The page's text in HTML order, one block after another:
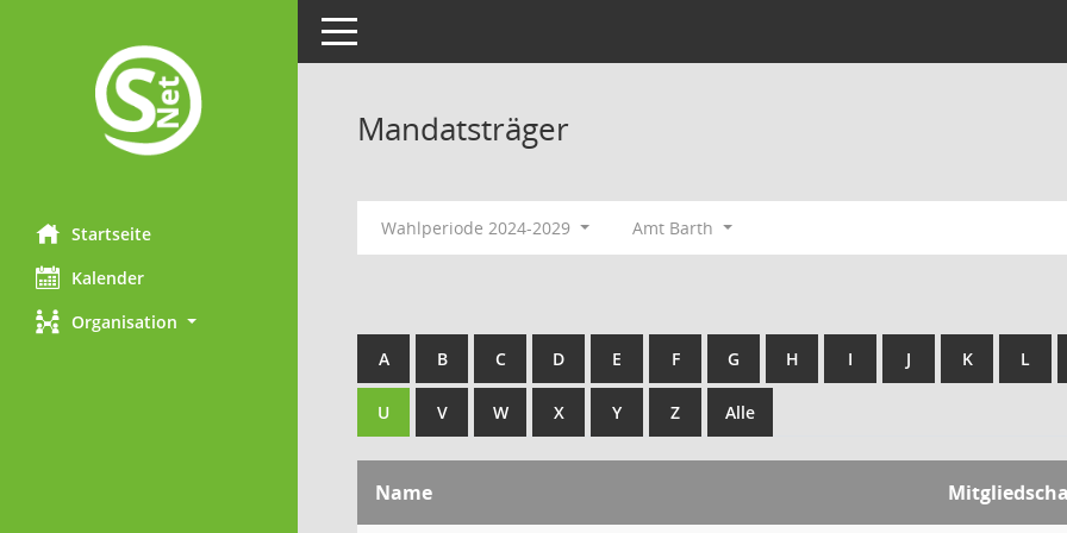
Startseite
Kalender
Organisation
Toggle navigation
Mandatsträger
Wahlperiode 2024-2029 Amt Barth
A B C D E F G H I J K L
U V W X Y Z Alle
Name